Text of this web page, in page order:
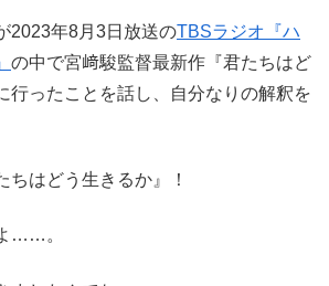
2023年8月3日放送のTBSラジオ『ハ
の中で宮﨑駿監督最新作『君たちはど
行ったことを話し、自分なりの解釈を
ちはどう生きるか』！
……。